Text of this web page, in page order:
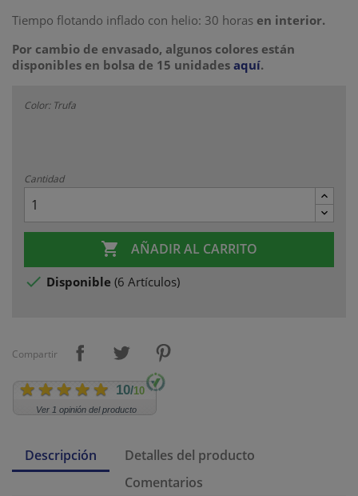
Tiempo flotando inflado con helio: 30 horas en interior.
Por cambio de envasado, algunos colores están
disponibles en bolsa de 15 unidades aquí.
Color: Trufa
Cantidad
 AÑADIR AL CARRITO
 Disponible (6 Artículos)
Compartir
10/10
Ver 1 opinión del producto
Descripción
Detalles del producto
Comentarios